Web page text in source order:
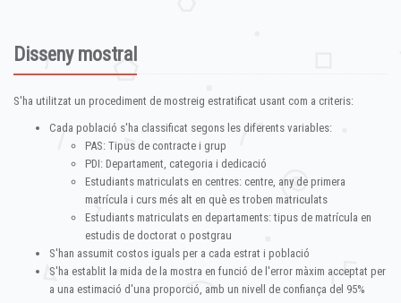
Disseny mostral
S'ha utilitzat un procediment de mostreig estratificat usant com a criteris:
Cada població s'ha classificat segons les diferents variables:
PAS: Tipus de contracte i grup
PDI: Departament, categoria i dedicació
Estudiants matriculats en centres: centre, any de primera
matrícula i curs més alt en què es troben matriculats
Estudiants matriculats en departaments: tipus de matrícula en
estudis de doctorat o postgrau
S'han assumit costos iguals per a cada estrat i població
S'ha establit la mida de la mostra en funció de l'error màxim acceptat per
a una estimació d'una proporció, amb un nivell de confiança del 95%